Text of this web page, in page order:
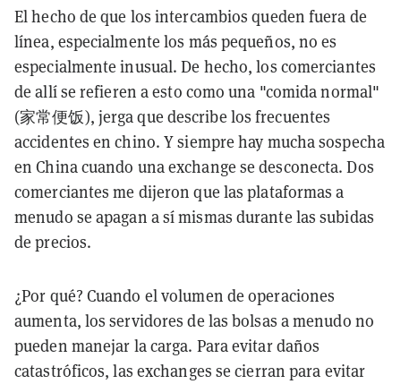
El hecho de que los intercambios queden fuera de
línea, especialmente los más pequeños, no es
especialmente inusual. De hecho, los comerciantes
de allí se refieren a esto como una "comida normal"
(家常便饭), jerga que describe los frecuentes
accidentes en chino. Y siempre hay mucha sospecha
en China cuando una exchange se desconecta. Dos
comerciantes me dijeron que las plataformas a
menudo se apagan a sí mismas durante las subidas
de precios.
¿Por qué? Cuando el volumen de operaciones
aumenta, los servidores de las bolsas a menudo no
pueden manejar la carga. Para evitar daños
catastróficos, las exchanges se cierran para evitar